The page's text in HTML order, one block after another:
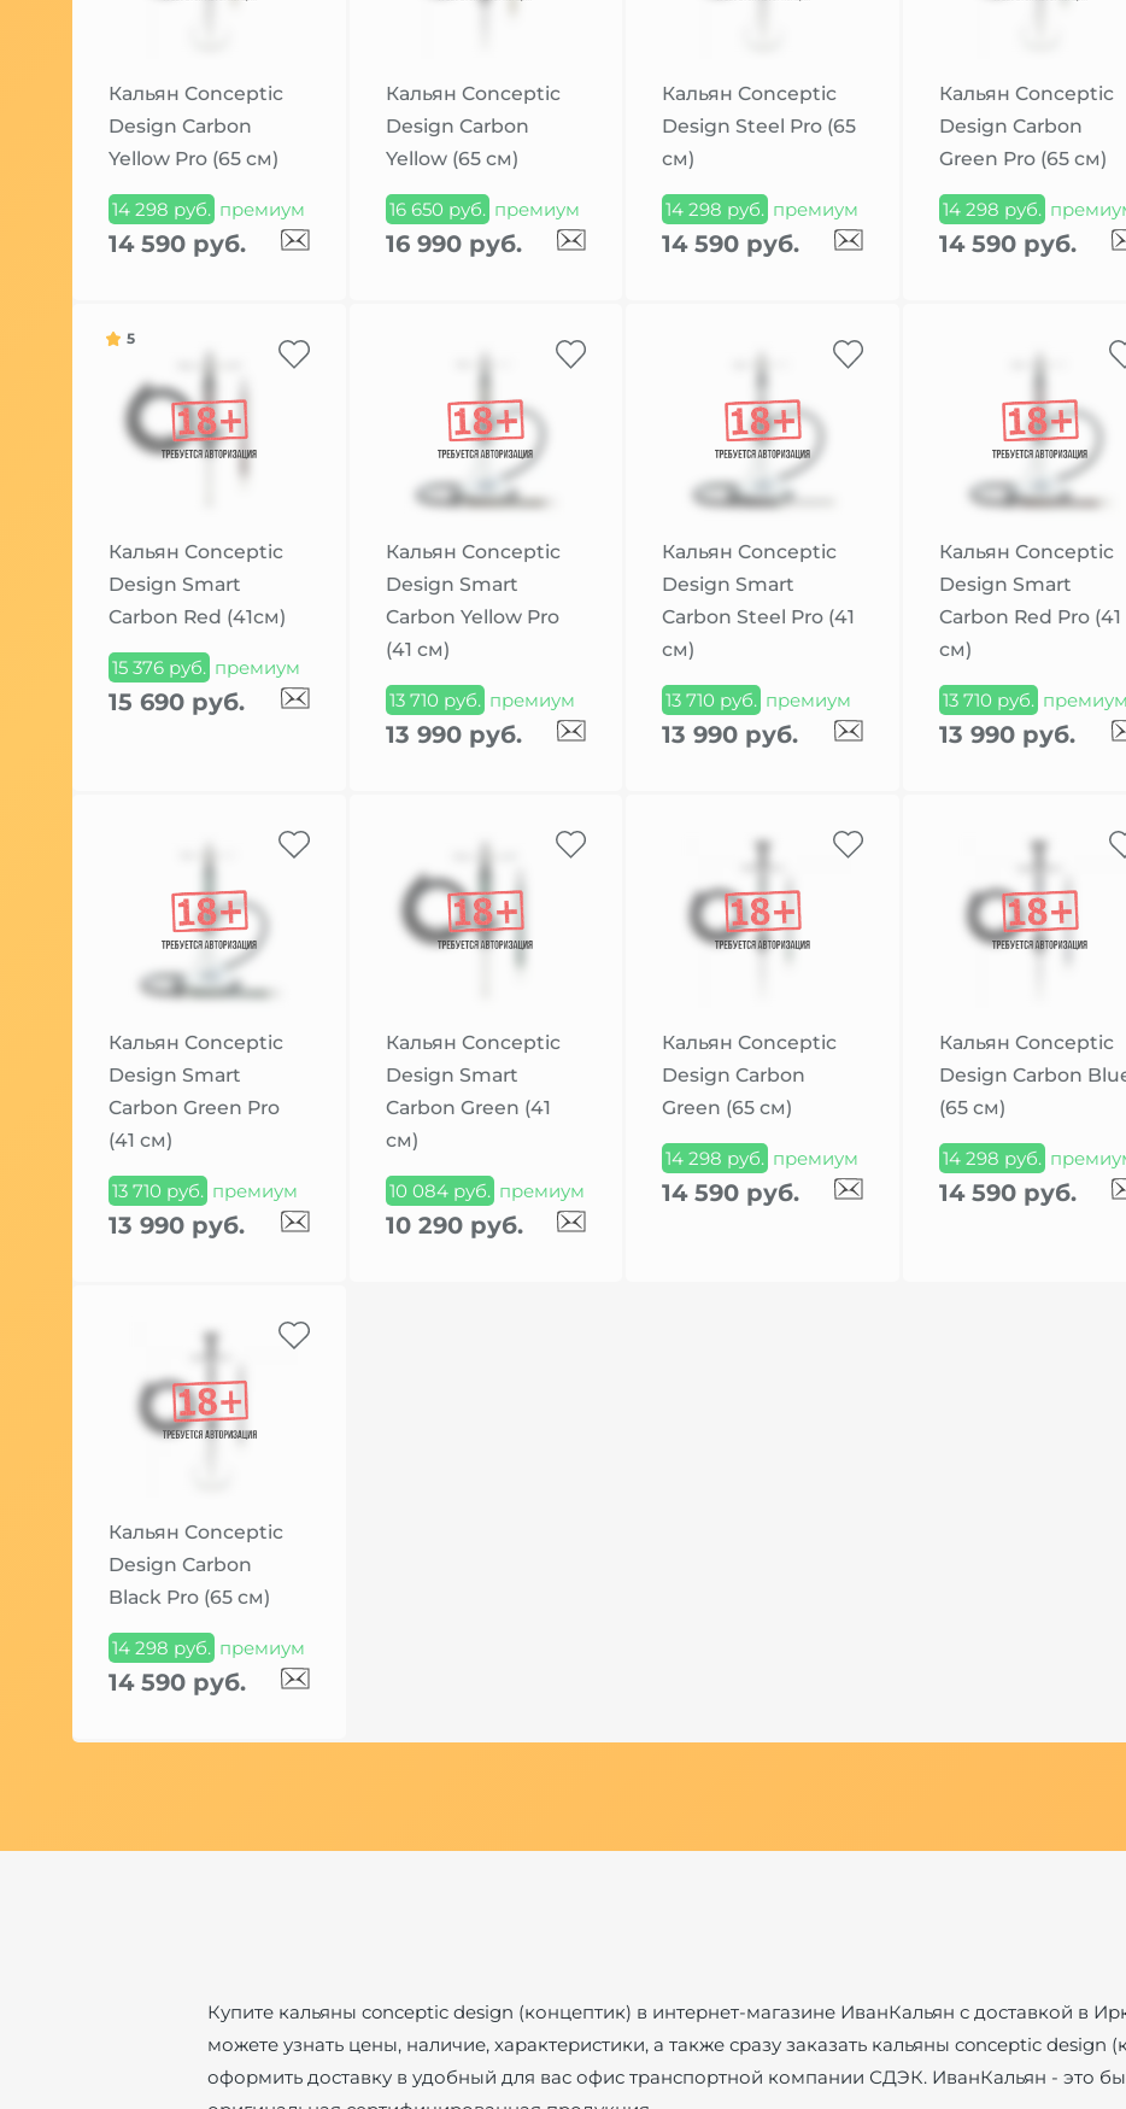
Кальян Conceptic
Design Carbon
Yellow Pro (65 см)
14 298 руб. премиум
14 590 руб.
Кальян Conceptic
Design Carbon
Yellow (65 см)
16 650 руб. премиум
16 990 руб.
Кальян Conceptic
Design Steel Pro (65
см)
14 298 руб. премиум
14 590 руб.
Кальян Conceptic
Design Carbon
Green Pro (65 см)
14 298 руб.
14 590 руб.
5
Кальян Conceptic
Design Smart
Carbon Red (41см)
15 376 руб. премиум
15 690 руб.
Кальян Conceptic
Design Smart
Carbon Yellow Pro
(41 см)
13 710 руб. премиум
13 990 руб.
Кальян Conceptic
Design Smart
Carbon Steel Pro (41
см)
13 710 руб. премиум
13 990 руб.
Кальян Conceptic
Design Smart
Carbon Red Pro (41
см)
13 710 руб. премиум
13 990 руб.
Кальян Conceptic
Design Smart
Carbon Green Pro
(41 см)
13 710 руб. премиум
13 990 руб.
Кальян Conceptic
Design Smart
Carbon Green (41
см)
10 084 руб. премиум
10 290 руб.
Кальян Conceptic
Design Carbon
Green (65 см)
14 298 руб. премиум
14 590 руб.
Кальян Conceptic
Design Carbon
(65 см)
14 298 руб.
14 590 руб.
Кальян Conceptic
Design Carbon
Black Pro (65 см)
14 298 руб. премиум
14 590 руб.
Купите кальяны conceptic design (концептик) в интернет-магазине ИванКальян с доставкой в
можете узнать цены, наличие, характеристики, а также сразу заказать кальяны conceptic design
оформить доставку в удобный для вас офис транспортной компании СДЭК. ИванКальян - это